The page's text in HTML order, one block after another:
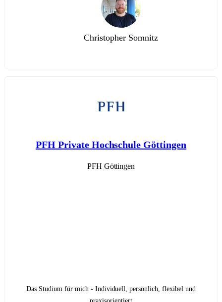
Christopher Somnitz
PFH Private Hochschule Göttingen
PFH Göttingen
Das Studium für mich - Individuell, persönlich, flexibel und